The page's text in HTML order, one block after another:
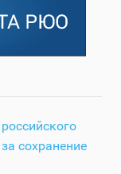
сохранение